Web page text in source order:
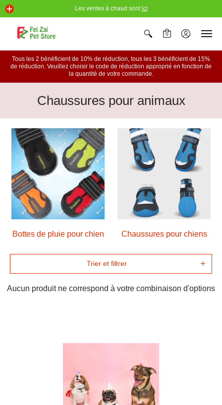
Les ventes à chaud sontici
0
Tous les 2 bénéficient de 10% de réduction, tous les 3 bénéficient de 15%
de réduction. Veuillez choisir le code de réduction approprié en fonction de
la quantité de votre commande.
Chaussures pour animaux
Bottes de pluie pour chien Chaussures pour chiens
Trier et filtrer
Aucun produit ne correspond à votre combinaison d'options